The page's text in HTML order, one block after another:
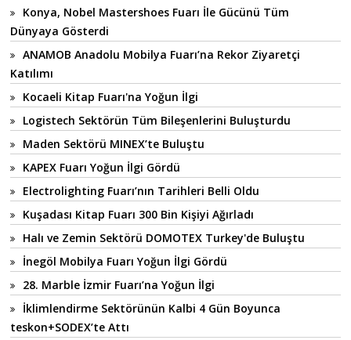
Konya, Nobel Mastershoes Fuarı İle Gücünü Tüm
Dünyaya Gösterdi
ANAMOB Anadolu Mobilya Fuarı’na Rekor Ziyaretçi
Katılımı
Kocaeli Kitap Fuarı'na Yoğun İlgi
Logistech Sektörün Tüm Bileşenlerini Buluşturdu
Maden Sektörü MINEX’te Buluştu
KAPEX Fuarı Yoğun İlgi Gördü
Electrolighting Fuarı’nın Tarihleri Belli Oldu
Kuşadası Kitap Fuarı 300 Bin Kişiyi Ağırladı
Halı ve Zemin Sektörü DOMOTEX Turkey'de Buluştu
İnegöl Mobilya Fuarı Yoğun İlgi Gördü
28. Marble İzmir Fuarı’na Yoğun İlgi
İklimlendirme Sektörünün Kalbi 4 Gün Boyunca
teskon+SODEX’te Attı